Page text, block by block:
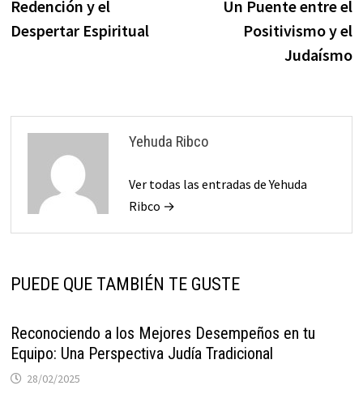
entradas
Redención y el
Despertar Espiritual
Un Puente entre el
Positivismo y el
Judaísmo
Yehuda Ribco
Ver todas las entradas de Yehuda
Ribco →
PUEDE QUE TAMBIÉN TE GUSTE
Reconociendo a los Mejores Desempeños en tu
Equipo: Una Perspectiva Judía Tradicional
28/02/2025